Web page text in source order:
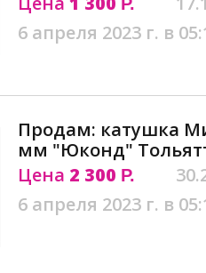
6 апреля 2023 г. в
Продам: катушка
мм "Юконд"
Цена 2 300 Р.
6 апреля 2023 г. в